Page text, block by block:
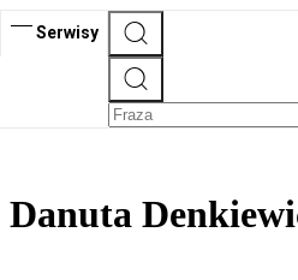
Serwisy
Danuta